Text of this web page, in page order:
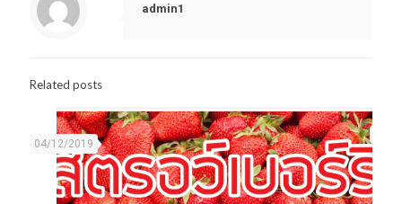
admin1
Related posts
04/12/2019